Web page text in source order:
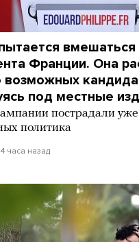
Франции. Она
возможных
под местные
пострадали
политика
4 часа назад